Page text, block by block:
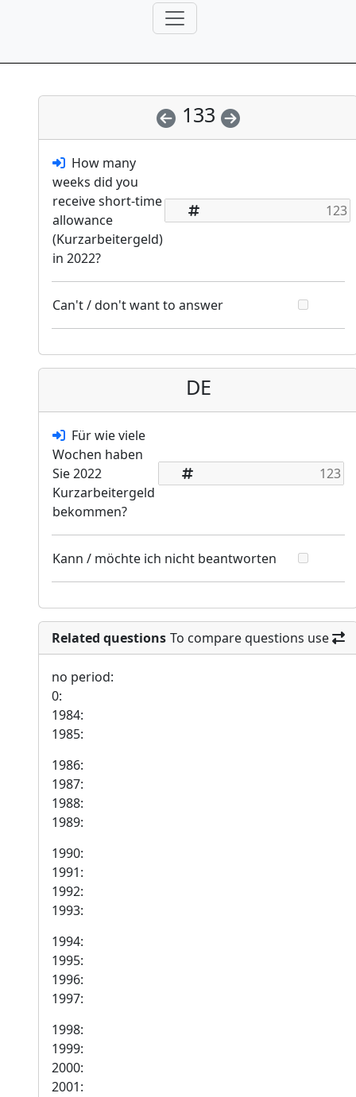
133
How many
weeks did you
receive short-time
allowance
(Kurzarbeitergeld)
in 2022?
Can't / don't want to answer
DE
Für wie viele
Wochen haben
Sie 2022
Kurzarbeitergeld
bekommen?
Kann / möchte ich nicht beantworten
Related questions To compare questions use
no period:
0:
1984:
1985:
1986:
1987:
1988:
1989:
1990:
1991:
1992:
1993:
1994:
1995:
1996:
1997:
1998:
1999:
2000:
2001: